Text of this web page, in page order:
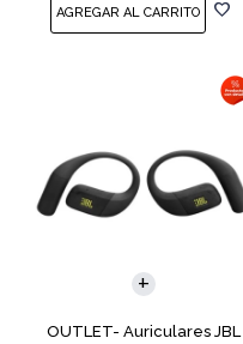
OUTLET- Auriculares JBL